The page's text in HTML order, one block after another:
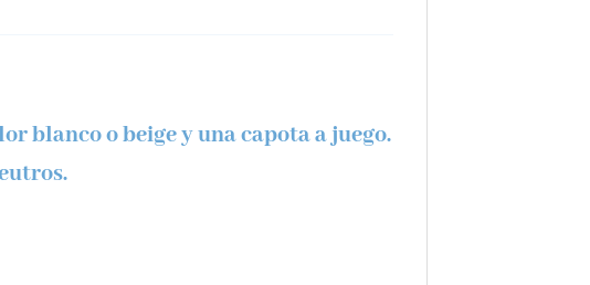
blanco o beige y una capota a juego.